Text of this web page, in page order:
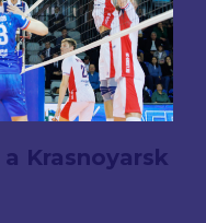
Krasnoyarsk